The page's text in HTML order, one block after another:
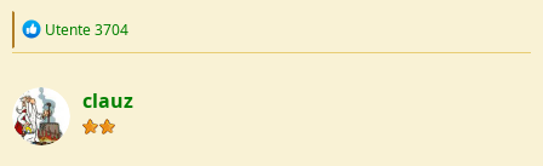
R
c
t
i
o
Utente 3704
clauz